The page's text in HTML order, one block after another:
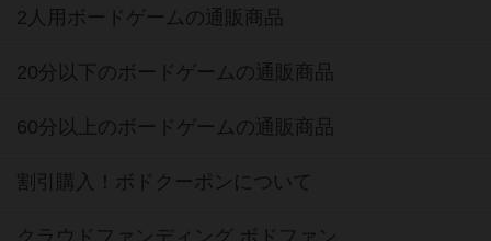
2人用ボードゲームの通販商品
20分以下のボードゲームの通販商品
60分以上のボードゲームの通販商品
割引購入！ボドクーポンについて